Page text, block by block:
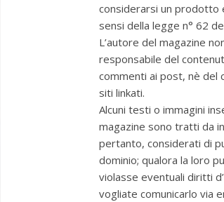
considerarsi un prodotto
sensi della legge n° 62
L’autore del magazine
responsabile del
commenti ai post, nè del
siti linkati.
Alcuni testi o immagini
magazine sono tratti da
pertanto, considerati di
dominio; qualora la loro
violasse eventuali diritti
vogliate comunicarlo via